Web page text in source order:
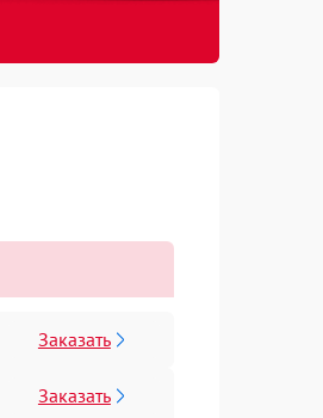
Заказать
Заказать